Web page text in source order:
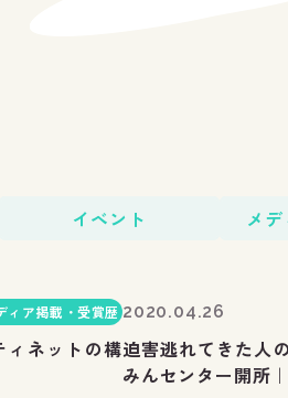
イベント メ
ィア掲載・受賞歴
ネットの構
2020.04.26
迫害逃れてきた人
みんセンター開所